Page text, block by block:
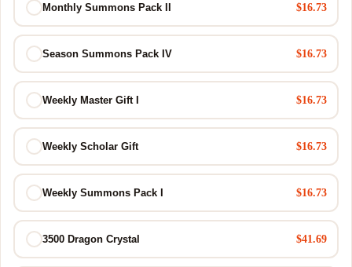
Monthly Summons Pack II $16.73
Season Summons Pack IV $16.73
Weekly Master Gift I $16.73
Weekly Scholar Gift $16.73
Weekly Summons Pack I $16.73
3500 Dragon Crystal $41.69